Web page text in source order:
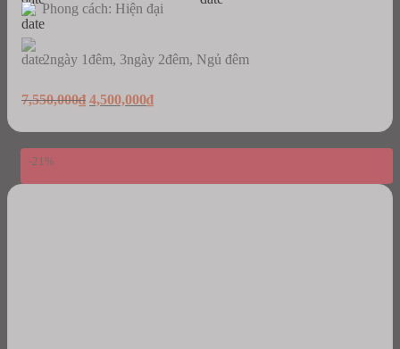
Phong cách: Hiện đại
2ngày 1đêm, 3ngày 2đêm, Ngủ đêm
7,550,000₫ Original
was:
7,550,000₫.
4,500,000₫Current
is:
4,500,000₫.
-21%